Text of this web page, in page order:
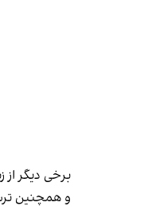
برخی دیگر
و همچنین